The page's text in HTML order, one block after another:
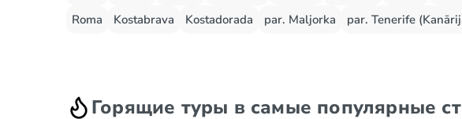
Roma
Kostabrava Kostadorada par. Maljorka par. Tenerife
Горящие туры в самые популярные